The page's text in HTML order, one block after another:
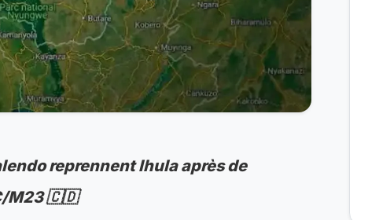
reprennent Ihula après de
M23 🇨🇩